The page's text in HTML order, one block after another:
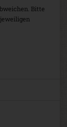
Bitte